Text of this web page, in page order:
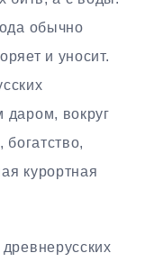
обычно
и уносит.
даром, вокруг
богатство,
курортная